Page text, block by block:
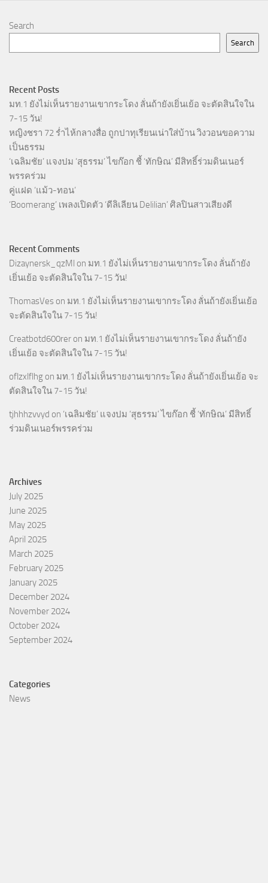
Search
Search
Recent Posts
มท.1 ยังไม่เห็นรายงานเขากระโดง ลั่นถ้ายังเยิ่นเย้อ จะตัดสินใจใน
7-15 วัน!
หญิงชรา 72 ร่ำไห้กลางสื่อ ถูกปาทุเรียนเน่าใส่บ้าน วิงวอนขอความ
เป็นธรรม
‘เฉลิมชัย’ แจงปม ‘สุธรรม’ ไขก๊อก ชี้ ‘ทักษิณ’ มีสิทธิ์ร่วมดินเนอร์
พรรคร่วม
คู่แฝด ‘แม้ว-ทอน’
‘Boomerang’ เพลงเปิดตัว ‘ดีลิเลียน Delilian’ ศิลปินสาวเสียงดี
Recent Comments
Dizaynersk_qzMl on มท.1 ยังไม่เห็นรายงานเขากระโดง ลั่นถ้ายัง
เยิ่นเย้อ จะตัดสินใจใน 7-15 วัน!
ThomasVes on มท.1 ยังไม่เห็นรายงานเขากระโดง ลั่นถ้ายังเยิ่นเย้อ
จะตัดสินใจใน 7-15 วัน!
Creatbotd600rer on มท.1 ยังไม่เห็นรายงานเขากระโดง ลั่นถ้ายัง
เยิ่นเย้อ จะตัดสินใจใน 7-15 วัน!
oflzxlflhg on มท.1 ยังไม่เห็นรายงานเขากระโดง ลั่นถ้ายังเยิ่นเย้อ จะ
ตัดสินใจใน 7-15 วัน!
tjhhhzvvyd on ‘เฉลิมชัย’ แจงปม ‘สุธรรม’ ไขก๊อก ชี้ ‘ทักษิณ’ มีสิทธิ์
ร่วมดินเนอร์พรรคร่วม
Archives
July 2025
June 2025
May 2025
April 2025
March 2025
February 2025
January 2025
December 2024
November 2024
October 2024
September 2024
Categories
News